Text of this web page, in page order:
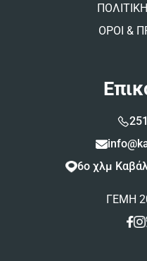
ΟΡΟΙ &
6ο χλμ
ΓΕΜΗ